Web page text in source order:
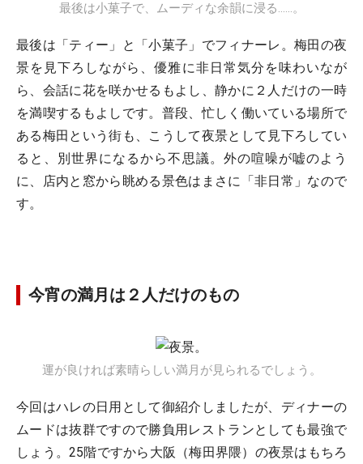
最後は小菓子で、ムーディな余韻に浸る……。
最後は「ティー」と「小菓子」でフィナーレ。梅田の夜
景を見下ろしながら、優雅に非日常気分を味わいなが
ら、会話に花を咲かせるもよし、静かに２人だけの一時
を満喫するもよしです。普段、忙しく働いている場所で
ある梅田という街も、こうして夜景として見下ろしてい
ると、別世界になるから不思議。外の喧噪が嘘のよう
に、店内と窓から眺める景色はまさに「非日常」なので
す。
今宵の満月は２人だけのもの
運が良ければ素晴らしい満月が見られるでしょう。
今回はハレの日用として御紹介しましたが、ディナーの
ムードは抜群ですので勝負用レストランとしても最強で
しょう。25階ですから大阪（梅田界隈）の夜景はもちろ